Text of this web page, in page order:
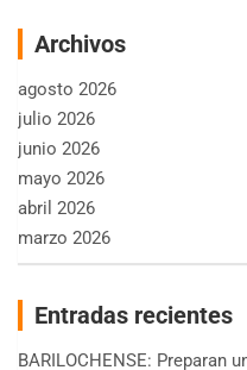
Archivos
agosto 2026
julio 2026
junio 2026
mayo 2026
abril 2026
marzo 2026
Entradas recientes
BARILOCHENSE: Preparan